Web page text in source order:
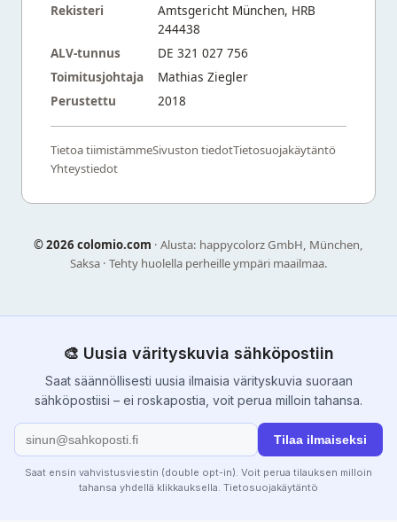
Rekisteri
Amtsgericht München, HRB
244438
ALV-tunnus
DE 321 027 756
Toimitusjohtaja
Mathias Ziegler
Perustettu
2018
Tietoa tiimistämmeSivuston tiedotTietosuojakäytäntö
Yhteystiedot
©2026 colomio.com · Alusta: happycolorz GmbH, München,
Saksa · Tehty huolella perheille ympäri maailmaa.
🎨 Uusia värityskuvia sähköpostiin
Saat säännöllisesti uusia ilmaisia värityskuvia suoraan
sähköpostiisi – ei roskapostia, voit perua milloin tahansa.
Tilaa ilmaiseksi
Saat ensin vahvistusviestin (double opt-in). Voit perua tilauksen milloin
tahansa yhdellä klikkauksella. Tietosuojakäytäntö